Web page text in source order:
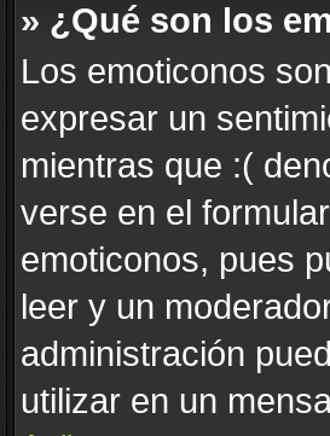
» ¿Qué son los
Los emoticonos
expresar un
mientras que :(
verse en el
emoticonos, pues
leer y un
administración
utilizar en un